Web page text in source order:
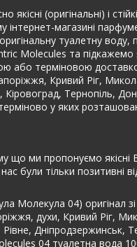
(оригінальні) і
магазині
туалетну
Molecules та
або терміновою
Кривий Ріг,
Тернопіль,
у яких
що ми пропонуємо
тільки позитивні
Молекула 04) оригінал
духи, Кривий Ріг,
Дніпродзержинськ,
04 туалетна вода